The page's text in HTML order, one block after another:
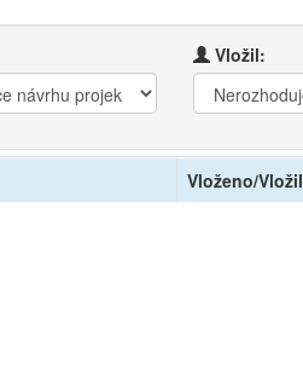
Vložil:
Vloženo/Vložil